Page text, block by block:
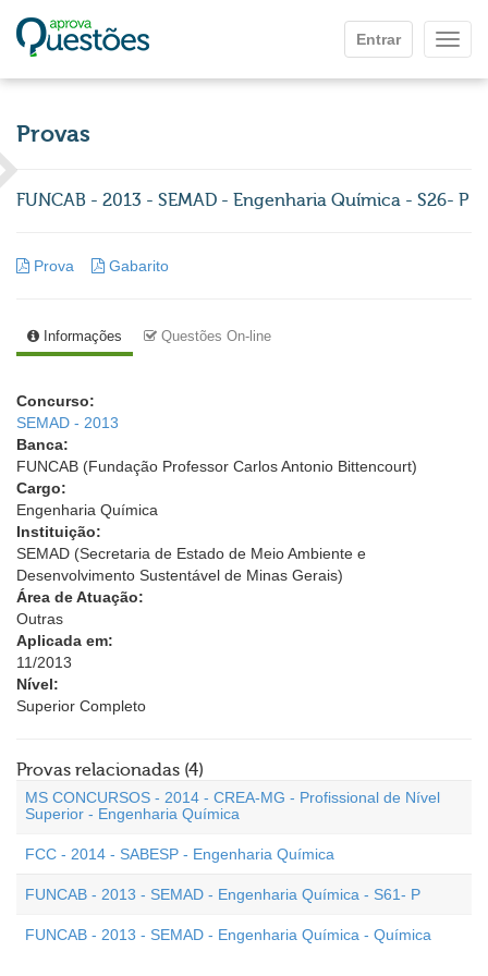
Entrar
Provas
FUNCAB - 2013 - SEMAD - Engenharia Química - S26- P
Prova Gabarito
Informações Questões On-line
Concurso:
SEMAD - 2013
Banca:
FUNCAB (Fundação Professor Carlos Antonio Bittencourt)
Cargo:
Engenharia Química
Instituição:
SEMAD (Secretaria de Estado de Meio Ambiente e
Desenvolvimento Sustentável de Minas Gerais)
Área de Atuação:
Outras
Aplicada em:
11/2013
Nível:
Superior Completo
Provas relacionadas (4)
MS CONCURSOS - 2014 - CREA-MG - Profissional de Nível
Superior - Engenharia Química
FCC - 2014 - SABESP - Engenharia Química
FUNCAB - 2013 - SEMAD - Engenharia Química - S61- P
FUNCAB - 2013 - SEMAD - Engenharia Química - Química